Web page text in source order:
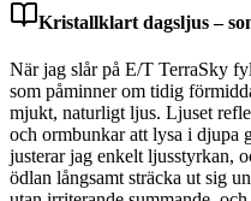
Kristallklart dagsljus –
När jag slår på E/T TerraSky
som påminner om tidig
mjukt, naturligt ljus. Ljuset
och ormbunkar att lysa i djupa
justerar jag enkelt ljusstyrkan,
ödlan långsamt sträcka ut sig